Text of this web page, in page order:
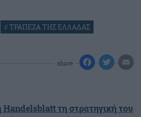
# ΤΡΑΠΕΖΑ ΤΗΣ ΕΛΛΑΔΑΣ
share
Handelsblatt τη στρατηγική του